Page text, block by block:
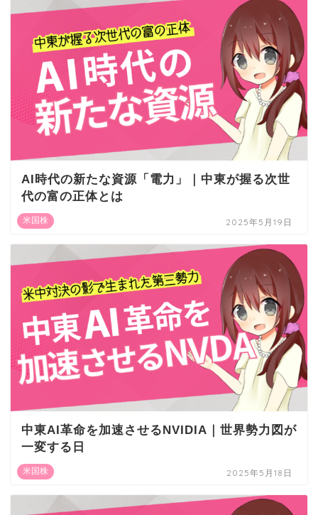
米国株
AI時代の新たな資源「電力」｜中東が握る次世
代の富の正体とは
2025年5月19日
米国株
中東AI革命を加速させるNVIDIA｜世界勢力図が
一変する日
2025年5月18日